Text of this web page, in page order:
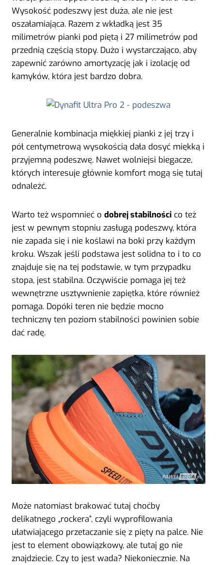
Wysokość podeszwy jest duża, ale nie jest
oszałamiająca. Razem z wkładką jest 35
milimetrów pianki pod piętą i 27 milimetrów pod
przednią częścią stopy. Dużo i wystarczająco, aby
zapewnić zarówno amortyzację jak i izolację od
kamyków, która jest bardzo dobra.
Generalnie kombinacja miękkiej pianki z jej trzy i
pół centymetrową wysokością dała dosyć miękką i
przyjemną podeszwę. Nawet wolniejsi biegacze,
których interesuje głównie komfort mogą się tutaj
odnaleźć.
Warto też wspomnieć o dobrej stabilności co też
jest w pewnym stopniu zasługą podeszwy, która
nie zapada się i nie koślawi na boki przy każdym
kroku. Wszak jeśli podstawa jest solidna to i to co
znajduje się na tej podstawie, w tym przypadku
stopa, jest stabilna. Oczywiście pomaga jej też
wewnętrzne usztywnienie zapiętka, które również
pomaga. Dopóki teren nie będzie mocno
techniczny ten poziom stabilności powinien sobie
dać radę.
Może natomiast brakować tutaj choćby
delikatnego „rockera”, czyli wyprofilowania
ułatwiającego przetaczanie się z pięty na palce. Nie
jest to element obowiązkowy, ale tutaj go nie
znajdziecie. Czy to jest wada? Niekoniecznie. Na